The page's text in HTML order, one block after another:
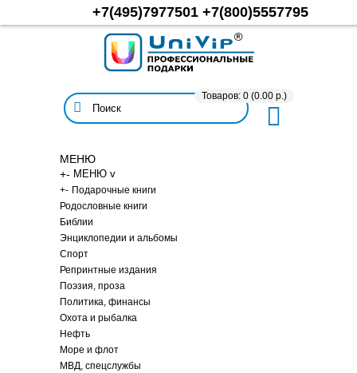
+7(495)7977501 +7(800)5557795
Товаров: 0 (0.00 р.)
МЕНЮ
+- МЕНЮ v
+- Подарочные книги
Родословные книги
Библии
Энциклопедии и альбомы
Спорт
Репринтные издания
Поэзия, проза
Политика, финансы
Охота и рыбалка
Нефть
Море и флот
МВД, спецслужбы